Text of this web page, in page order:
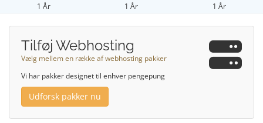
1 År 1 År 1 År
Tilføj Webhosting
Vælg mellem en række af webhosting pakker
Vi har pakker designet til enhver pengepung
Udforsk pakker nu